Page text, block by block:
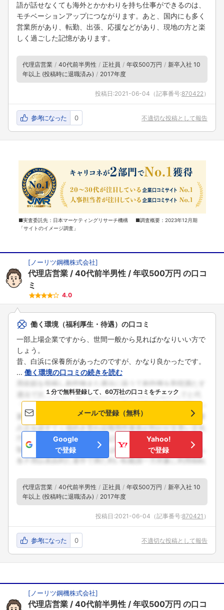
語が話せなくても海外とかかわりを持ち仕事ができるのは、
モチベーションアップにつながります。あと、国内にも多く
営業所があり、転勤、出張、応援などがあり、現地の方と楽
しく過ごした記憶があります。
代理店営業 40代前半男性 正社員 年収500万円
新卒入社 10
年以上 (投稿時に退職済み)
2017年度
投稿日:2021-06-04 （記事番号:870422）
参考になった 0 不適切な投稿として報告
■実査委託先：日本マーケティングリサーチ機構 ■調査概要：2023年12月期
「サイトのイメージ調査」
[ ノーリツ鋼機株式会社]
代理店営業 40代前半男性 年収500万円 の口コ
ミ
4.0
働く環境（福利厚生・待遇）の口コミ
一部上場企業ですから、世間一般から見ればかなりいい方で
しょう。
昔、白浜に保養所があったのですが、かなり良かったです。
... 働く環境の口コミの続きを読む
１分で無料登録して、60万社の口コミをチェック
メールで登録（無料）
Google
で登録
Yahoo!
で登録
代理店営業 40代前半男性 正社員 年収500万円
新卒入社 10
年以上 (投稿時に退職済み)
2017年度
投稿日:2021-06-04 （記事番号:870421 ）
参考になった 0 不適切な投稿として報告
[ ノーリツ鋼機株式会社]
代理店営業 40代前半男性 年収500万円 の口コ